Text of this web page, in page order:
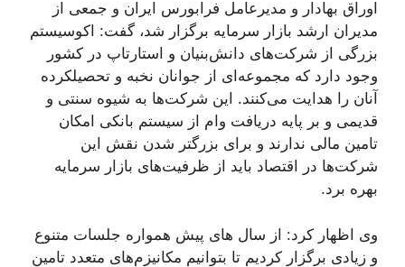
اوراق بهادار و مدیرعامل فرابورس ایران و جمعی از
مدیران ارشد بازار سرمایه برگزار شد، گفت: اکوسیستم
بزرگی از شرکت‌های دانش‌بنیان و استارتاپ در کشور
وجود دارد که مجموعه‌ای از جوانان نخبه و تحصیلکرده
آنان را هدایت می‌کنند. این شرکت‌ها به شیوه سنتی و
قدیمی و بر پایه دریافت وام از سیستم بانکی امکان
تامین مالی ندارند و برای بزرگتر شدن نقش این
شرکت‌ها در اقتصاد باید از ظرفیت‌های بازار سرمایه
بهره برد.
وی اظهار کرد: از سال های پیش همواره جلسات متنوع
و زیادی برگزار کردیم تا بتوانیم مکانیزم‌های متعدد تامین